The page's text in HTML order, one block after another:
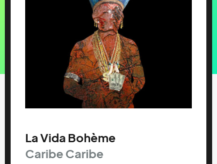
La Vida Bohème
Caribe Caribe